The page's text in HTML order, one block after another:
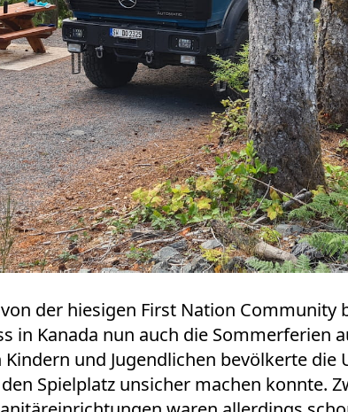
der hiesigen First Nation
in Kanada nun auch die Sommerferien
und Jugendlichen bevölkerte
Spielplatz unsicher machen konnte.